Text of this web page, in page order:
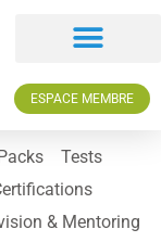
ESPACE MEMBRE
Tests
& Mentoring